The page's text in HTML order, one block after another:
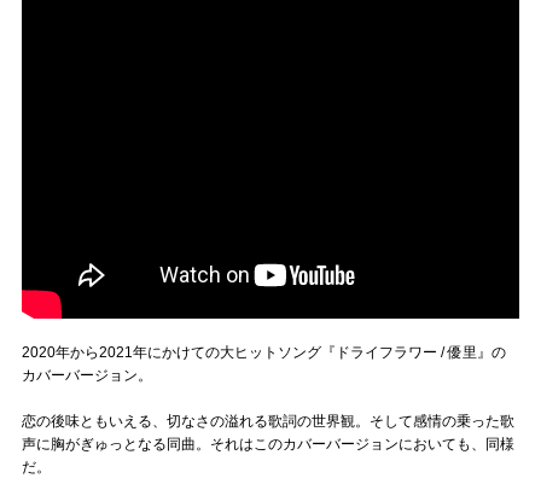
2020年から2021年にかけての大ヒットソング『ドライフラワー / 優里』の
カバーバージョン。
恋の後味ともいえる、切なさの溢れる歌詞の世界観。そして感情の乗った歌
声に胸がぎゅっとなる同曲。それはこのカバーバージョンにおいても、同様
だ。